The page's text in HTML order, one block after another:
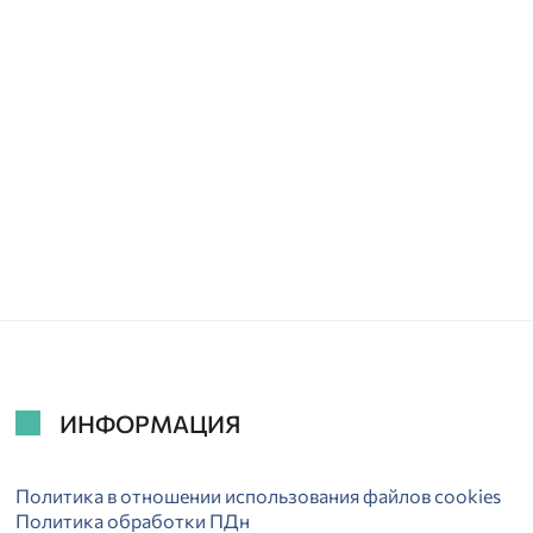
ИНФОРМАЦИЯ
Политика в отношении использования файлов cookies
Политика обработки ПДн